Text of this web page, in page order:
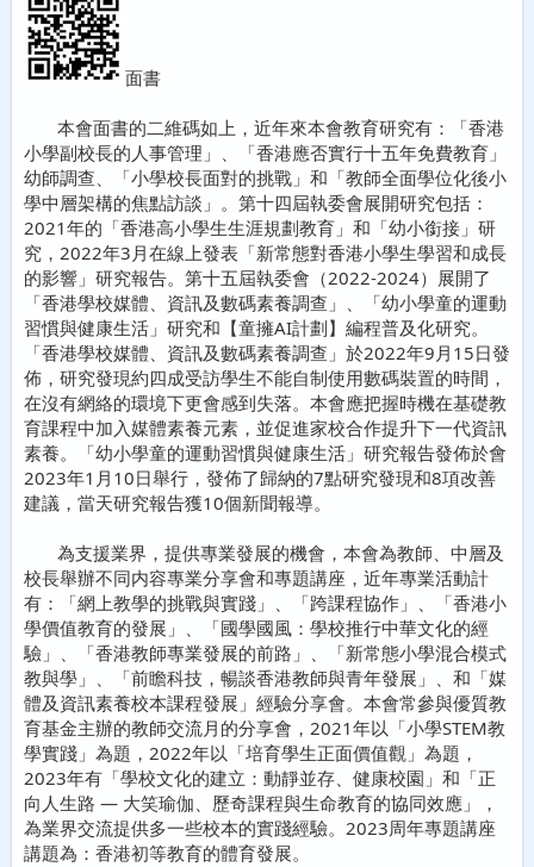
面書
本會面書的二維碼如上，近年來本會教育研究有：「香港
小學副校長的人事管理」、「香港應否實行十五年免費教育」
幼師調查、「小學校長面對的挑戰」和「教師全面學位化後小
學中層架構的焦點訪談」。第十四屆執委會展開研究包括：
2021年的「香港高小學生生涯規劃教育」和「幼小銜接」研
究，2022年3月在線上發表「新常態對香港小學生學習和成長
的影響」研究報告。第十五屆執委會（2022-2024）展開了
「香港學校媒體、資訊及數碼素養調查」、「幼小學童的運動
習慣與健康生活」研究和【童擁AI計劃】編程普及化研究。
「香港學校媒體、資訊及數碼素養調查」於2022年9月15日發
佈，研究發現約四成受訪學生不能自制使用數碼裝置的時間，
在沒有網絡的環境下更會感到失落。本會應把握時機在基礎教
育課程中加入媒體素養元素，並促進家校合作提升下一代資訊
素養。「幼小學童的運動習慣與健康生活」研究報告發佈於會
2023年1月10日舉行，發佈了歸納的7點研究發現和8項改善
建議，當天研究報告獲10個新聞報導。
為支援業界，提供專業發展的機會，本會為教師、中層及
校長舉辦不同内容專業分享會和專題講座，近年專業活動計
有：「網上教學的挑戰與實踐」、「跨課程協作」、「香港小
學價值教育的發展」、「國學國風：學校推行中華文化的經
驗」、「香港教師專業發展的前路」、「新常態小學混合模式
教與學」、「前瞻科技，暢談香港教師與青年發展」、和「媒
體及資訊素養校本課程發展」經驗分享會。本會常參與優質教
育基金主辦的教師交流月的分享會，2021年以「小學STEM教
學實踐」為題，2022年以「培育學生正面價值觀」為題，
2023年有「學校文化的建立：動靜並存、健康校園」和「正
向人生路 — 大笑瑜伽、歷奇課程與生命教育的協同效應」，
為業界交流提供多一些校本的實踐經驗。2023周年專題講座
講題為：香港初等教育的體育發展。